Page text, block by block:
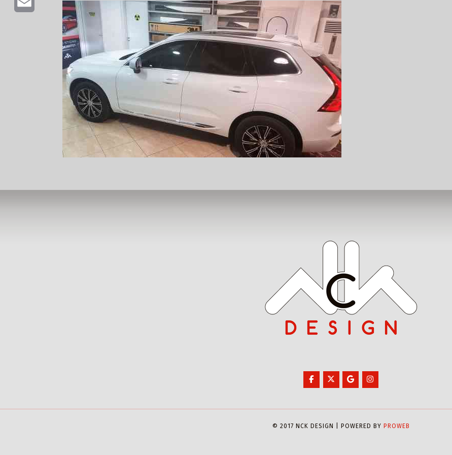
© 2017 NCK DESIGN | POWERED BY PROWEB